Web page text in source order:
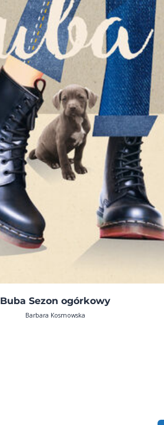
Buba Sezon ogórkowy
Barbara Kosmowska